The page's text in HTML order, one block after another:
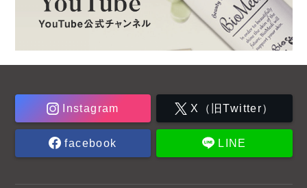
Instagram X（旧Twitter）
facebook LINE